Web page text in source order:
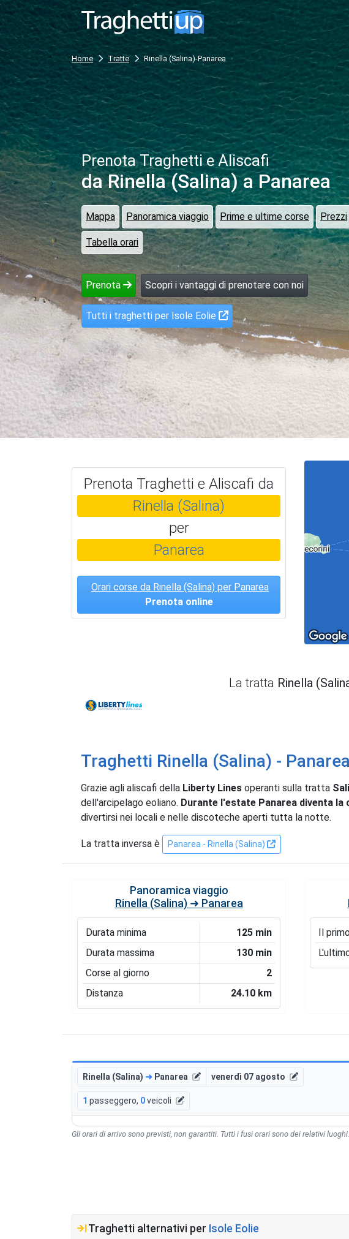
Home Tratte Rinella (Salina)-Panarea
Prenota Traghetti e Aliscafi
da Rinella (Salina) a Panarea
Mappa Panoramica viaggio Prime e ultime corse Prezzi
Tabella orari
Prenota Scopri i vantaggi di prenotare con noi
Tutti i traghetti per Isole Eolie
Prenota Traghetti e Aliscafi da
Rinella (Salina)
per
Panarea
Orari corse da Rinella (Salina) per Panarea
Prenota online
La tratta Rinella
Traghetti Rinella (Salina) - Panarea
Grazie agli aliscafi della Liberty Lines operanti sulla tratta
dell'arcipelago eoliano. Durante l'estate Panarea diventa la
divertirsi nei locali e nelle discoteche aperti tutta la notte.
La tratta inversa è Panarea - Rinella (Salina)
Panoramica viaggio
Rinella (Salina) ➜ Panarea
Durata minima
125 min
Durata massima
130 min
Corse al giorno
2
Distanza
24.10 km
Il
Rinella (Salina) ➜ Panarea venerdì 07 agosto
1 passeggero, 0veicoli
Gli orari di arrivo sono previsti, non garantiti. Tutti i fusi orari sono dei relativi luoghi.
Traghetti alternativi per Isole Eolie